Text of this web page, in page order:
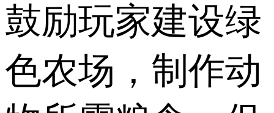
鼓励玩家建设绿
色农场，制作动